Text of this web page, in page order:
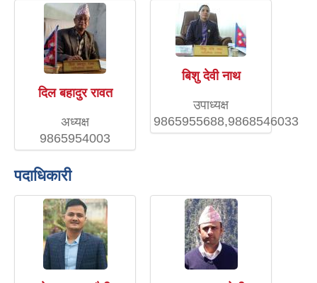
दिल बहादुर रावत
अध्यक्ष
9865954003
बिशु देवी नाथ
उपाध्यक्ष
9865955688,9868546033
पदाधिकारी